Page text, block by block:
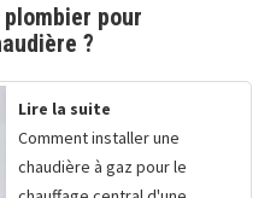
pour
?
Lire la suite
Comment installer une
chaudière à gaz pour le